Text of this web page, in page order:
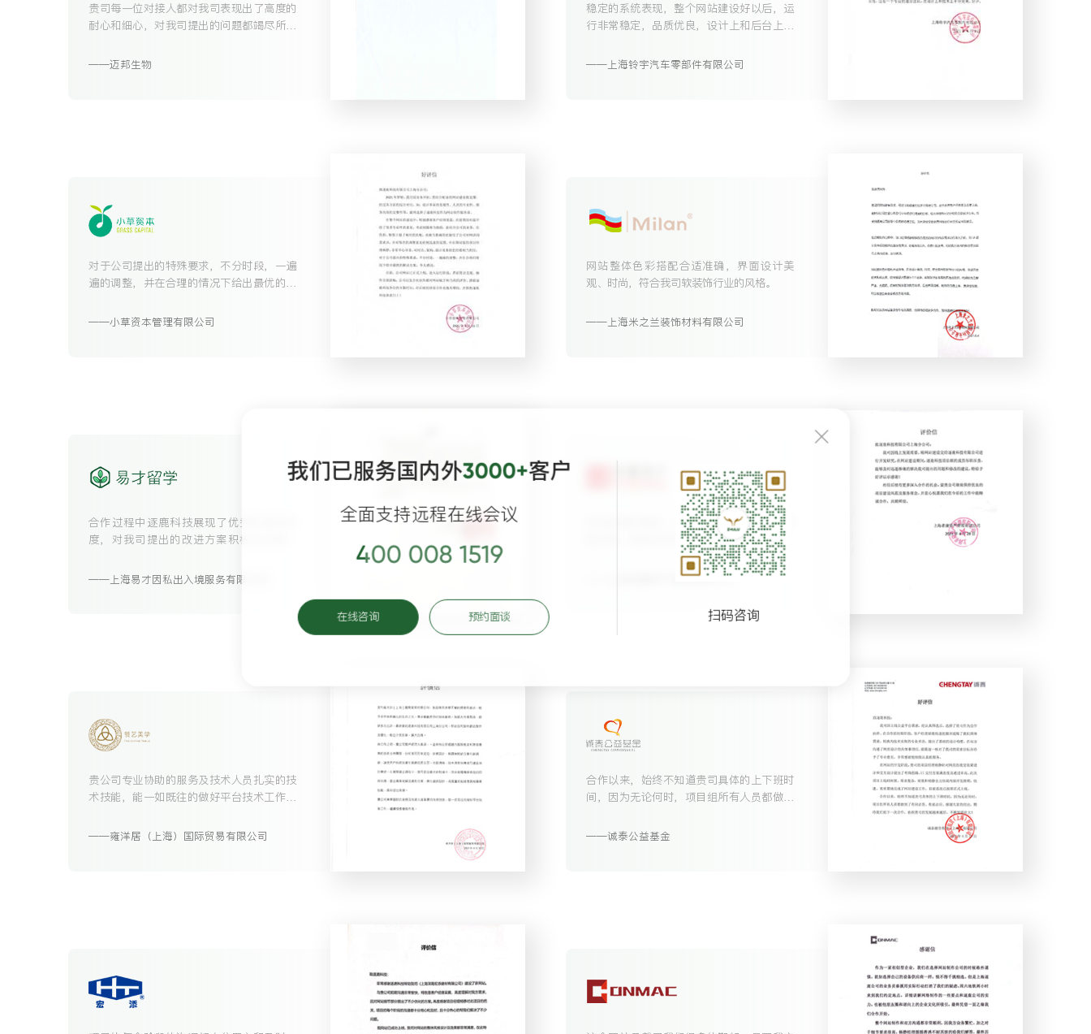
贵司每一位对接人都对我司表现出了高度的
耐心和细心，对我司提出的问题都竭尽所能
苦了！迈邦生物
稳定的系统表现，整个网站建设好以后，运
行非常稳定，品质优良，设计上和后台上都
上海铃宇汽车零部件有限公司
对于公司提出的特殊要求，不分时段，一遍
遍的调整，并在合理的情况下给出最优的解
小草资本管理有限公司
网站整体色彩搭配合适准确，界面设计美
观、时尚，符合我司软装饰行业的风格。
上海米之兰装饰材料有限公司
合作过程中逐鹿科技展现了优秀的服务态
度，对我司提出的改进方案积极主动地落
上海易才因私出入境服务有限公司
在网站建设期间，逐鹿科技项目组的成员尽
职尽责，能够及时迅速准确的解决我司提出
的问题和修改的建议。
上海孝庸资产管理有限公司
贵公司专业协助的服务及技术人员扎实的技
术技能，能一如既往的做好平台技术工作，
雍洋居（上海）国际贸易有限公司
合作以来，始终不知道贵司具体的上下班时
间，因为无论何时，项目组所有人员都做到
诚泰公益基金
我们已服务国内外3000+客户
全面支持远程在线会议
400 008 1519
在线咨询 预约面谈 扫码咨询